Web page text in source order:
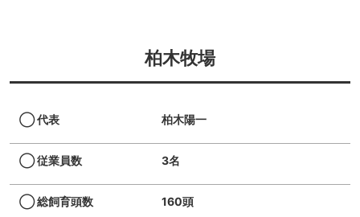
柏木牧場
◯ 代表 柏⽊陽⼀
◯ 従業員数 3名
◯ 総飼育頭数 160頭